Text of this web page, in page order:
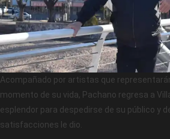
Acompañado por artistas que
momento de su vida, Pachano regresa a
esplendor para despedirse de su público y
satisfacciones le dio.